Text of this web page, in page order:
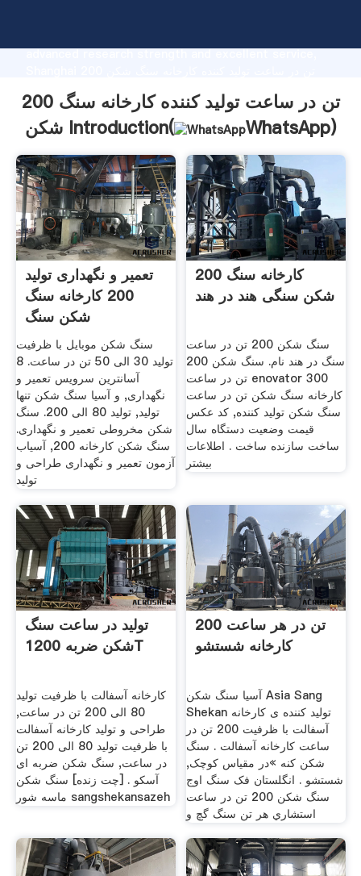
advanced research strength and excellent service,
supplier create the value and bring values to all of
customers.
200 تن در ساعت تولید کننده کارخانه سنگ
شکن Introduction(
WhatsApp)
تعمیر و نگهداری تولید
200 کارخانه سنگ
شکن سنگ
سنگ شکن موبایل با ظرفیت
تولید 30 الی 50 تن در ساعت. 8
آسانترین سرویس تعمیر و
نگهداری, و آسیا سنگ شکن تنها
تولید, تولید 80 الی 200. سنگ
شکن مخروطی تعمیر و نگهداری.
سنگ شکن کارخانه 200, آسیاب
آزمون تعمیر و نگهداری طراحی و
تولید
200 کارخانه سنگ
شکن سنگی هند در هند
سنگ شکن 200 تن در ساعت
سنگ در هند نام. سنگ شکن 200
تن در ساعت enovator 300
کارخانه سنگ شکن تن در ساعت
سنگ شکن تولید کننده, کد عکس
قیمت وضعیت دستگاه سال
ساخت سازنده ساخت . اطلاعات
بیشتر
تولید در ساعت سنگ
شکن ضربه 1200T
کارخانه آسفالت با ظرفیت تولید
80 الی 200 تن در ساعت,
طراحی و تولید کارخانه آسفالت
با ظرفیت تولید 80 الی 200 تن
در ساعت, سنگ شکن ضربه ای
آسکو . [چت زنده] سنگ شکن
ماسه شور sangshekansazeh
200 تن در هر ساعت
کارخانه شستشو
آسیا سنگ شکن Asia Sang
Shekan تولید کننده ی کارخانه
آسفالت با ظرفیت 200 تن در
ساعت کارخانه آسفالت . سنگ
شکن کنه »در مقیاس کوچک,
شستشو . انگلستان فک سنگ اوج
سنگ شکن 200 تن در ساعت
استشاري هر تن سنگ گچ و